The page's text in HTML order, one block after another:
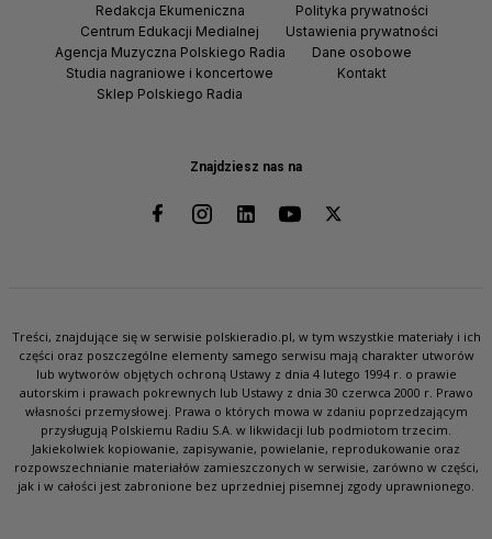
Znajdziesz nas na
Redakcja Ekumeniczna
Centrum Edukacji Medialnej
Agencja Muzyczna Polskiego Radia
Studia nagraniowe i koncertowe
Sklep Polskiego Radia
Polityka prywatności
Ustawienia prywatności
Dane osobowe
Kontakt
Treści, znajdujące się w serwisie polskieradio.pl, w tym wszystkie materiały i ich
części oraz poszczególne elementy samego serwisu mają charakter utworów
lub wytworów objętych ochroną Ustawy z dnia 4 lutego 1994 r. o prawie
autorskim i prawach pokrewnych lub Ustawy z dnia 30 czerwca 2000 r. Prawo
własności przemysłowej. Prawa o których mowa w zdaniu poprzedzającym
przysługują Polskiemu Radiu S.A. w likwidacji lub podmiotom trzecim.
Jakiekolwiek kopiowanie, zapisywanie, powielanie, reprodukowanie oraz
rozpowszechnianie materiałów zamieszczonych w serwisie, zarówno w części,
jak i w całości jest zabronione bez uprzedniej pisemnej zgody uprawnionego.